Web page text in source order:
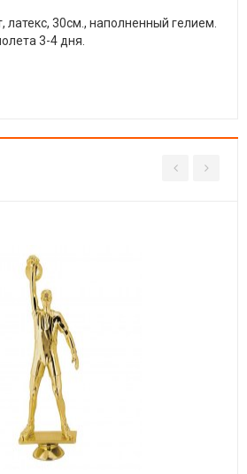
30см., наполненный гелием.
3-4 дня.